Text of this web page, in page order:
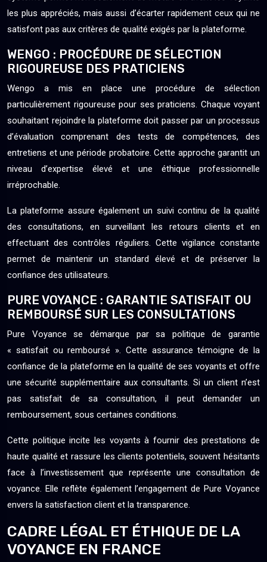
les plus appréciés, mais aussi d’écarter rapidement ceux qui ne
satisfont pas aux critères de qualité exigés par la plateforme.
WENGO : PROCÉDURE DE SÉLECTION
RIGOUREUSE DES PRATICIENS
Wengo a mis en place une procédure de sélection
particulièrement rigoureuse pour ses praticiens. Chaque voyant
souhaitant rejoindre la plateforme doit passer par un processus
d’évaluation comprenant des tests de compétences, des
entretiens et une période probatoire. Cette approche garantit un
niveau d’expertise élevé et une éthique professionnelle
irréprochable.
La plateforme assure également un suivi continu de la qualité
des consultations, en surveillant les retours clients et en
effectuant des contrôles réguliers. Cette vigilance constante
permet de maintenir un standard élevé et de préserver la
confiance des utilisateurs.
PURE VOYANCE : GARANTIE SATISFAIT OU
REMBOURSÉ SUR LES CONSULTATIONS
Pure Voyance se démarque par sa politique de garantie
« satisfait ou remboursé ». Cette assurance témoigne de la
confiance de la plateforme en la qualité de ses voyants et offre
une sécurité supplémentaire aux consultants. Si un client n’est
pas satisfait de sa consultation, il peut demander un
remboursement, sous certaines conditions.
Cette politique incite les voyants à fournir des prestations de
haute qualité et rassure les clients potentiels, souvent hésitants
face à l’investissement que représente une consultation de
voyance. Elle reflète également l’engagement de Pure Voyance
envers la satisfaction client et la transparence.
CADRE LÉGAL ET ÉTHIQUE DE LA
VOYANCE EN FRANCE